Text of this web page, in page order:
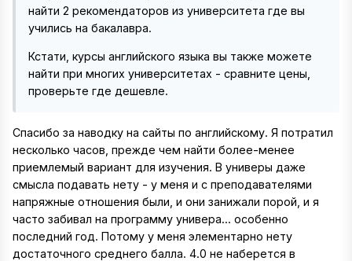
найти 2 рекомендаторов из университета где вы
учились на бакалавра.
Кстати, курсы английского языка вы также можете
найти при многих университетах - сравните цены,
проверьте где дешевле.
Спасибо за наводку на сайты по английскому. Я потратил
несколько часов, прежде чем найти более-менее
приемлемый вариант для изучения. В универы даже
смысла подавать нету - у меня и с преподавателями
напряжные отношения были, и они занижали порой, и я
часто забивал на программу универа... особенно
последний год. Потому у меня элементарно нету
достаточного среднего балла. 4.0 не наберется в